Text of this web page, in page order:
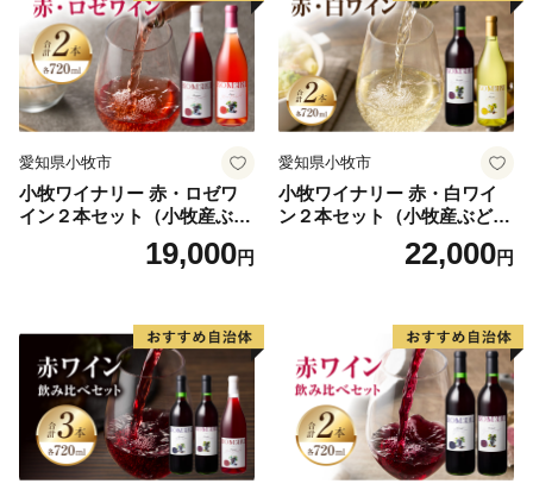
愛知県小牧市
小牧ワイナリー 赤・ロゼワ
イン２本セット（小牧産ぶど
19,000円
愛知県小牧市
小牧ワイナリー 赤・白ワイ
ン２本セット（小牧産ぶどう
22,000円